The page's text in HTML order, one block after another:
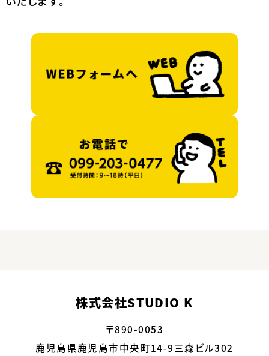
株式会社STUDIO K
〒890-0053
鹿児島県鹿児島市中央町14-9三森ビル302